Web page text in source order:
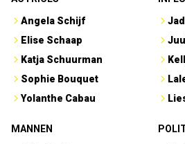
Angela Schijf
Elise Schaap
Katja Schuurman
Sophie Bouquet
Yolanthe Cabau
MANNEN